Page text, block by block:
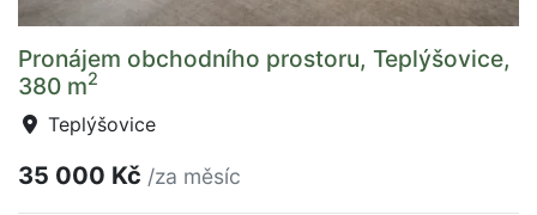
Pronájem obchodního prostoru, Teplýšovice,
380 m2
Teplýšovice
35 000 Kč /za měsíc